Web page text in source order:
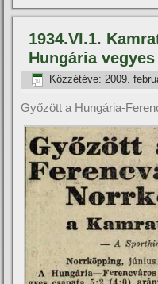
1934.VI.1.
Hungária
Közzétéve: 2009.
Győzött a Hungária-